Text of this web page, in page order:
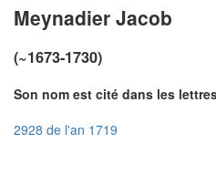
Meynadier Jacob
(~1673-1730)
Son nom est cité dans les
2928 de l'an 1719